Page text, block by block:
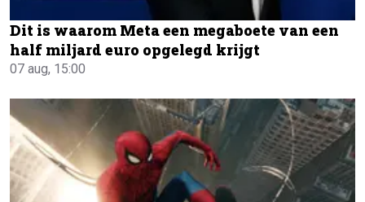
Dit is waarom Meta een megaboete van een
half miljard euro opgelegd krijgt
07 aug, 15:00